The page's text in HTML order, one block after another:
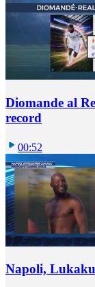
Diomande al
record
00:52
Napoli, Lukaku